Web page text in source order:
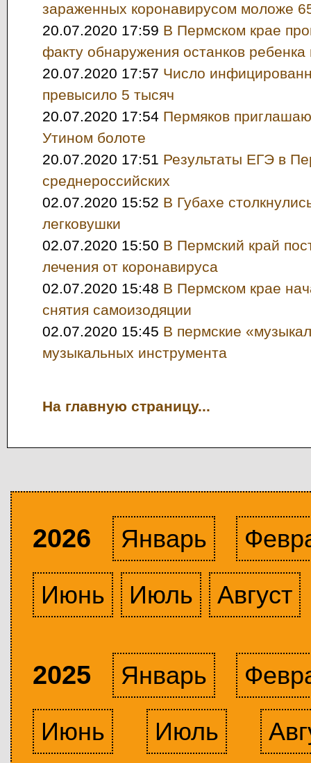
зараженных коронавирусом моложе
20.07.2020 17:59 В Пермском крае
факту обнаружения останков ребенка
20.07.2020 17:57 Число
превысило 5 тысяч
20.07.2020 17:54 Пермяков
Утином болоте
20.07.2020 17:51 Результаты ЕГЭ в
среднероссийских
02.07.2020 15:52 В Губахе
легковушки
02.07.2020 15:50 В Пермский край
лечения от коронавируса
02.07.2020 15:48 В Пермском крае
снятия самоизодяции
02.07.2020 15:45 В пермские
музыкальных инструмента
На главную страницу...
2026 Январь
Июнь
Июль Август
2025 Январь
Июнь
Июль